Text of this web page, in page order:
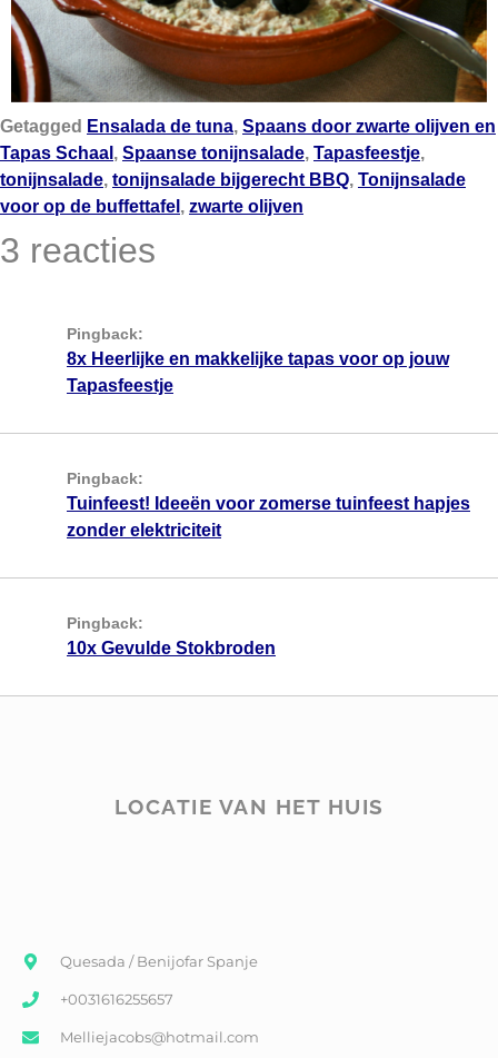
Getagged Ensalada de tuna, Spaans door zwarte olijven en
Tapas Schaal , Spaanse tonijnsalade, Tapasfeestje,
tonijnsalade, tonijnsalade bijgerecht BBQ, Tonijnsalade
voor op de buffettafel , zwarte olijven
3 reacties
Pingback:
8x Heerlijke en makkelijke tapas voor op jouw
Tapasfeestje
Pingback:
Tuinfeest! Ideeën voor zomerse tuinfeest hapjes
zonder elektriciteit
Pingback:
10x Gevulde Stokbroden
LOCATIE VAN HET HUIS
Quesada / Benijofar Spanje
+0031616255657
Melliejacobs@hotmail.com